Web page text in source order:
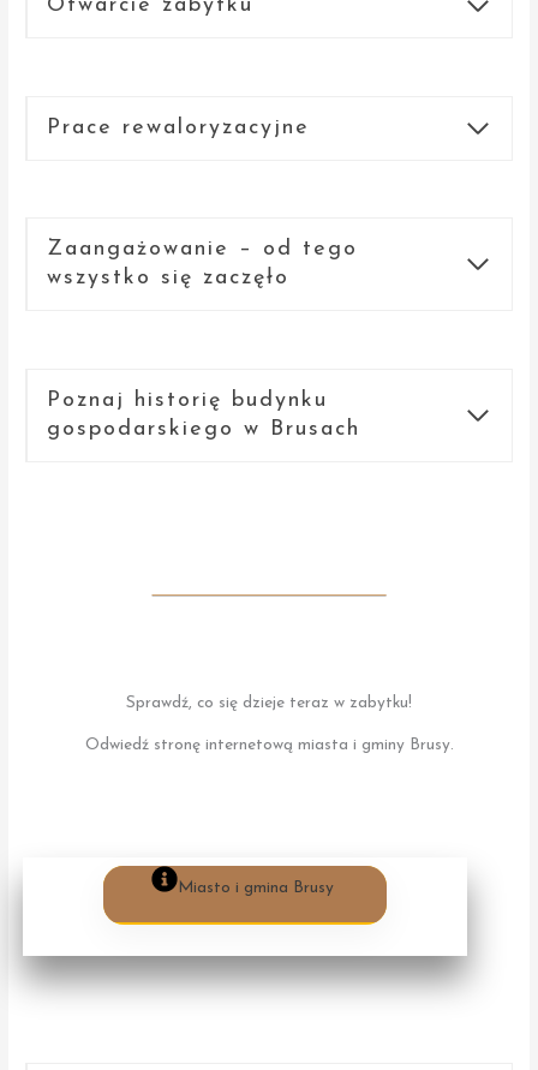
Otwarcie zabytku
Prace rewaloryzacyjne
Zaangażowanie – od tego
wszystko się zaczęło
Poznaj historię budynku
gospodarskiego w Brusach
Sprawdź, co się dzieje teraz w zabytku!
Odwiedź stronę internetową miasta i gminy Brusy.
Miasto i gmina Brusy